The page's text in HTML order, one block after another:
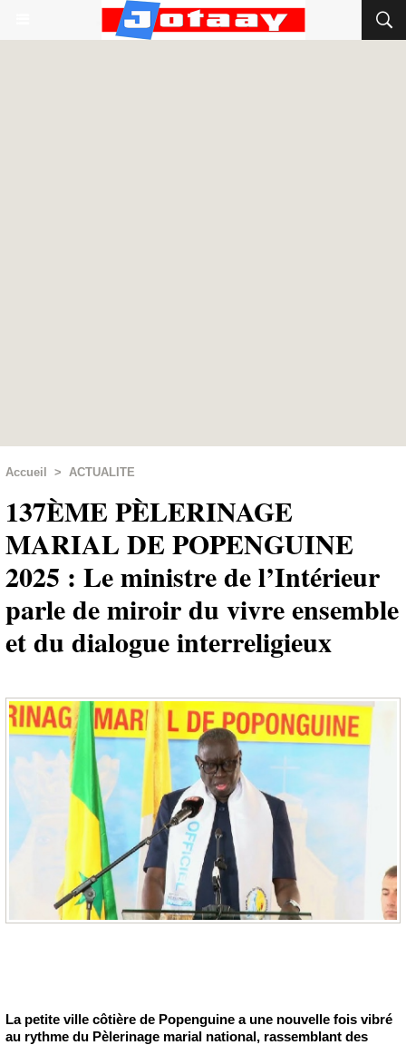
Accueil > ACTUALITE
137ÈME PÈLERINAGE
MARIAL DE POPENGUINE
2025 : Le ministre de l’Intérieur
parle de miroir du vivre ensemble
et du dialogue interreligieux
La petite ville côtière de Popenguine a une nouvelle fois vibré
au rythme du Pèlerinage marial national, rassemblant des